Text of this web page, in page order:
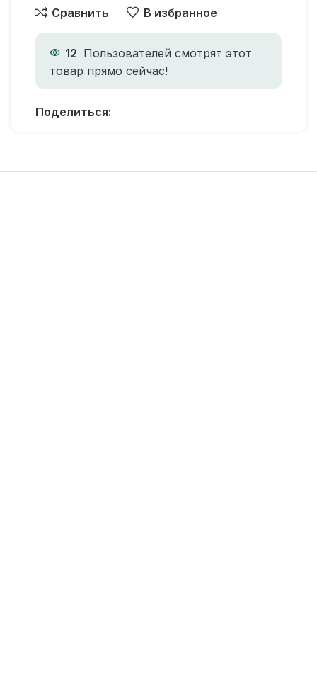
Сравнить В избранное
12 Пользователей смотрят этот
товар прямо сейчас!
Поделиться: